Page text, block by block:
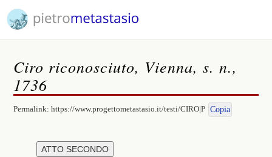
Ciro riconosciuto, Vienna, s. n.,
1736
Permalink:https://www.progettometastasio.it/testi/CIRO|P Copia